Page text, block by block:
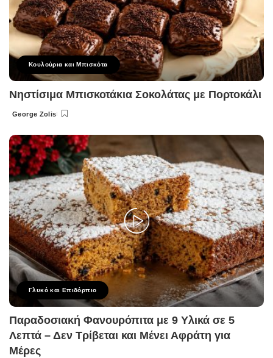
Κουλούρια και Μπισκότα
Νηστίσιμα Μπισκοτάκια Σοκολάτας με Πορτοκάλι
Posted
George Zolis
Γλυκό και Επιδόρπιο
Παραδοσιακή Φανουρόπιτα με 9 Υλικά σε 5
Λεπτά – Δεν Τρίβεται και Μένει Αφράτη για
Μέρες